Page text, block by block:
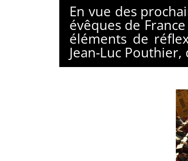
En vue des
évêques de France
éléments de
Jean-Luc